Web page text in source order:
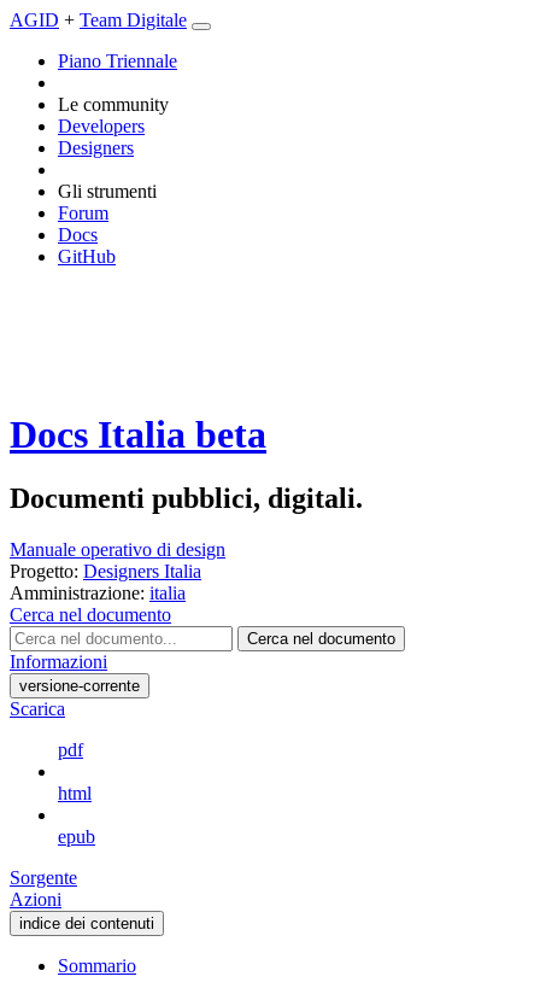
AGID + Team Digitale
Piano Triennale
Le community
Developers
Designers
Gli strumenti
Forum
Docs
GitHub
Docs Italia beta
Documenti pubblici, digitali.
Manuale operativo di design
Progetto: Designers Italia
Amministrazione: italia
Cerca nel documento
Cerca nel documento
Informazioni
versione-corrente
Scarica
pdf
html
epub
Sorgente
Azioni
indice dei contenuti
Sommario